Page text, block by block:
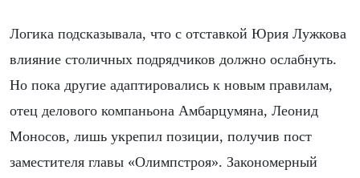
Логика подсказывала, что с отставкой Юрия Лужкова
влияние столичных подрядчиков должно ослабнуть.
Но пока другие адаптировались к новым правилам,
отец делового компаньона Амбарцумяна, Леонид
Моносов, лишь укрепил позиции, получив пост
заместителя главы «Олимпстроя». Закономерный